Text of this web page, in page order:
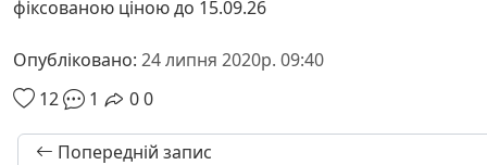
фіксованою ціною до 15.09.26
Опубліковано: 24 липня 2020р. 09:40
12
1 00
Попередній запис